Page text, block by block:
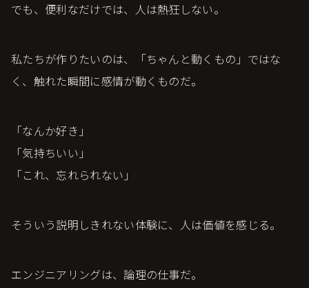
でも、便利なだけでは、人は熱狂しない。
私たちが作りたいのは、「ちゃんと動くもの」ではな
く、触れた瞬間に感情が動くものだ。
「なんか好き」
「気持ちいい」
「これ、忘れられない」
そういう説明しきれない体験に、人は価値を感じる。
エンジニアリングは、論理の仕事だ。